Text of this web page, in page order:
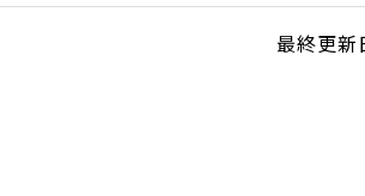
最終更新